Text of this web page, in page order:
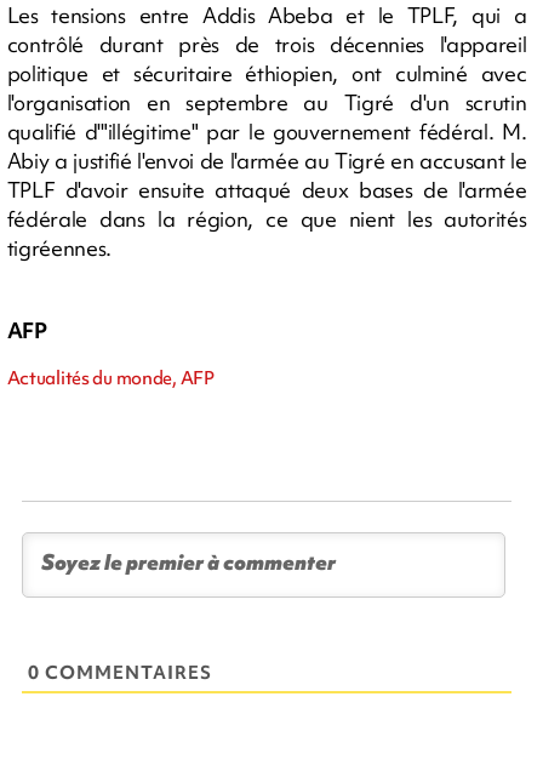
Les tensions entre Addis Abeba et le TPLF, qui a
contrôlé durant près de trois décennies l'appareil
politique et sécuritaire éthiopien, ont culminé avec
l'organisation en septembre au Tigré d'un scrutin
qualifié d'"illégitime" par le gouvernement fédéral. M.
Abiy a justifié l'envoi de l'armée au Tigré en accusant le
TPLF d'avoir ensuite attaqué deux bases de l'armée
fédérale dans la région, ce que nient les autorités
tigréennes.
AFP
Actualités du monde, AFP
0 COMMENTAIRES